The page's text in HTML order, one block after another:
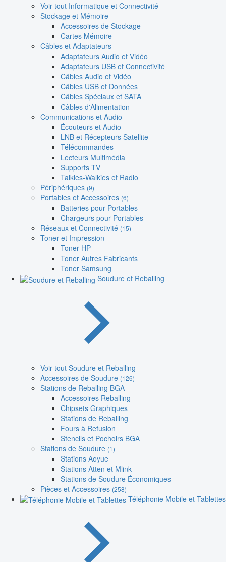
Voir tout Informatique et Connectivité
Stockage et Mémoire
Accessoires de Stockage
Cartes Mémoire
Câbles et Adaptateurs
Adaptateurs Audio et Vidéo
Adaptateurs USB et Connectivité
Câbles Audio et Vidéo
Câbles USB et Données
Câbles Spéciaux et SATA
Câbles d'Alimentation
Communications et Audio
Écouteurs et Audio
LNB et Récepteurs Satellite
Télécommandes
Lecteurs Multimédia
Supports TV
Talkies-Walkies et Radio
Périphériques (9)
Portables et Accessoires (6)
Batteries pour Portables
Chargeurs pour Portables
Réseaux et Connectivité (15)
Toner et Impression
Toner HP
Toner Autres Fabricants
Toner Samsung
Soudure et Reballing
Voir tout Soudure et Reballing
Accessoires de Soudure (126)
Stations de Reballing BGA
Accessoires Reballing
Chipsets Graphiques
Stations de Reballing
Fours à Refusion
Stencils et Pochoirs BGA
Stations de Soudure (1)
Stations Aoyue
Stations Atten et Mlink
Stations de Soudure Économiques
Pièces et Accessoires (258)
Téléphonie Mobile et Tablettes